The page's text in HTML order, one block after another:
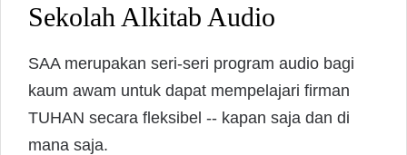
Sekolah Alkitab Audio
SAA merupakan seri-seri program audio bagi
kaum awam untuk dapat mempelajari firman
TUHAN secara fleksibel -- kapan saja dan di
mana saja.